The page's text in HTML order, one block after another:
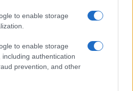
to enable storage
to enable storage
including authentication
prevention, and other
Καταρρεύσεις